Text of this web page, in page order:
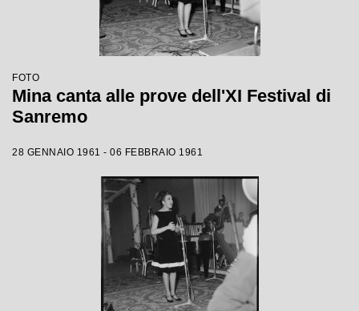
FOTO
Mina canta alle prove dell'XI Festival di
Sanremo
28 GENNAIO 1961 - 06 FEBBRAIO 1961